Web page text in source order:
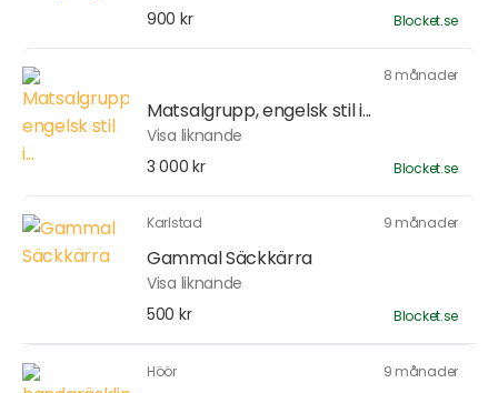
900 kr
Blocket.se
8 månader
Matsalgrupp, engelsk stil i...
Visa liknande
3 000 kr
Blocket.se
Karlstad 9 månader
Gammal Säckkärra
Visa liknande
500 kr
Blocket.se
Höör 9 månader